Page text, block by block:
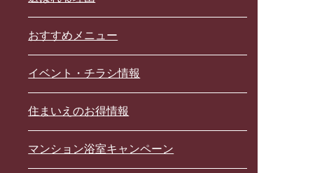
おすすめメニュー
イベント・チラシ情報
住まいえのお得情報
マンション浴室キャンペーン